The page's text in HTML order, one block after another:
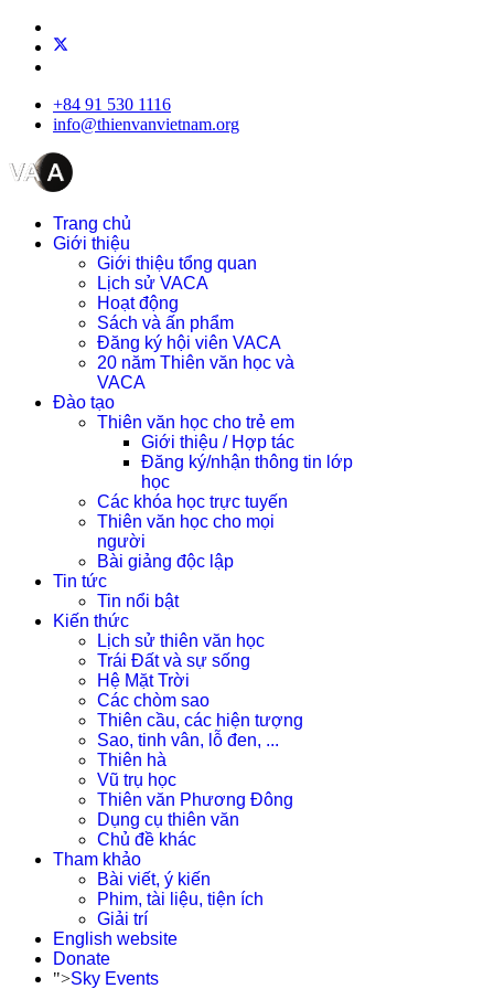
+84 91 530 1116
info@thienvanvietnam.org
Trang chủ
Giới thiệu
Giới thiệu tổng quan
Lịch sử VACA
Hoạt động
Sách và ấn phẩm
Đăng ký hội viên VACA
20 năm Thiên văn học và
VACA
Đào tạo
Thiên văn học cho trẻ em
Giới thiệu / Hợp tác
Đăng ký/nhận thông tin lớp
học
Các khóa học trực tuyến
Thiên văn học cho mọi
người
Bài giảng độc lập
Tin tức
Tin nổi bật
Kiến thức
Lịch sử thiên văn học
Trái Đất và sự sống
Hệ Mặt Trời
Các chòm sao
Thiên cầu, các hiện tượng
Sao, tinh vân, lỗ đen, ...
Thiên hà
Vũ trụ học
Thiên văn Phương Đông
Dụng cụ thiên văn
Chủ đề khác
Tham khảo
Bài viết, ý kiến
Phim, tài liệu, tiện ích
Giải trí
English website
Donate
">Sky Events